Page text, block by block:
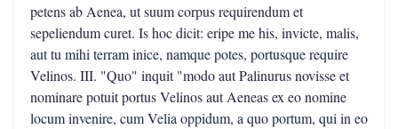
petens ab Aenea, ut suum corpus requirendum et
sepeliendum curet. Is hoc dicit: eripe me his, invicte, malis,
aut tu mihi terram inice, namque potes, portusque require
Velinos. III. "Quo" inquit "modo aut Palinurus novisse et
nominare potuit portus Velinos aut Aeneas ex eo nomine
locum invenire, cum Velia oppidum, a quo portum, qui in eo